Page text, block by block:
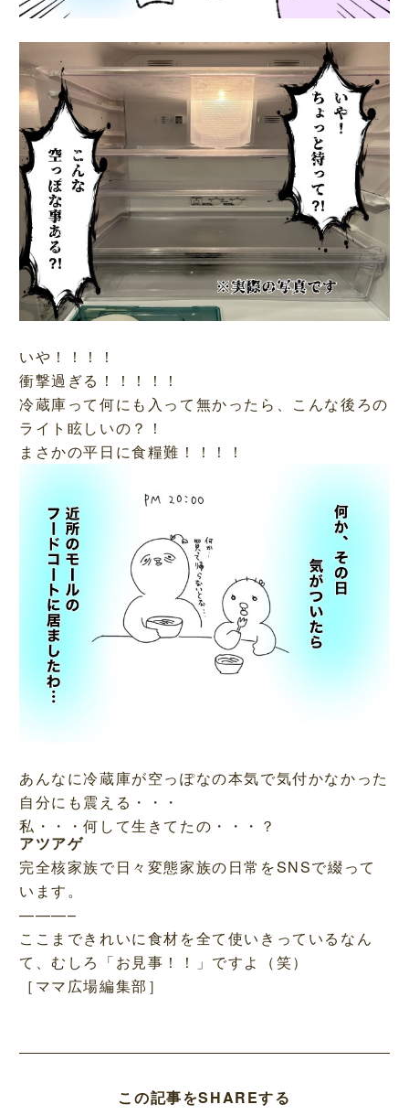
いや！！！！
衝撃過ぎる！！！！！
冷蔵庫って何にも入って無かったら、こんな後ろの
ライト眩しいの？！
まさかの平日に食糧難！！！！
あんなに冷蔵庫が空っぽなの本気で気付かなかった
自分にも震える・・・
私・・・何して生きてたの・・・？
アツアゲ
完全核家族で日々変態家族の日常をSNSで綴って
います。
———–
ここまできれいに食材を全て使いきっているなん
て、むしろ「お見事！！」ですよ（笑）
［ママ広場編集部］
この記事をSHAREする